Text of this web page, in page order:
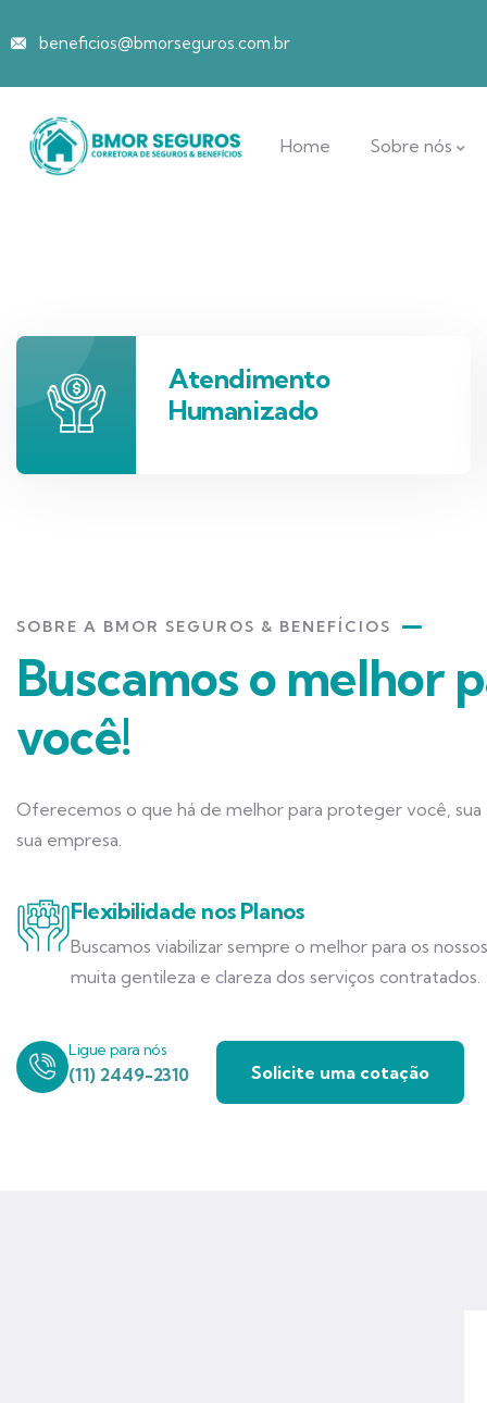
beneficios@bmorseguros.com.br
Home Sobre nós
Atendimento
Humanizado
SOBRE A BMOR SEGUROS & BENEFÍCIOS
Buscamos o melhor
você!
Oferecemos o que há de melhor para proteger você, sua
sua empresa.
Flexibilidade nos Planos
Buscamos viabilizar sempre o melhor para os
muita gentileza e clareza dos serviços contratados.
Ligue para nós
(11) 2449-2310 Solicite uma cotação